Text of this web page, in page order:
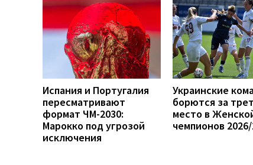
Испания и Португалия
пересматривают
формат ЧМ-2030:
Марокко под угрозой
исключения
Украинские
борются за
место в
чемпионов